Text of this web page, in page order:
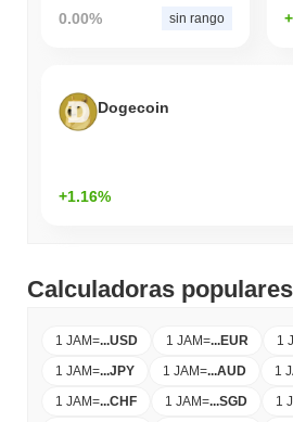
0.00% sin rango
Dogecoin
+1.16%
Calculadoras populares
1 JAM=...USD 1 JAM=...EUR 1
1 JAM=...JPY 1 JAM=...AUD 1
1 JAM=...CHF 1 JAM=...SGD 1